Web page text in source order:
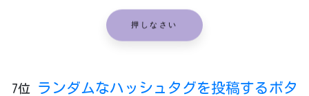
押しなさい
7位
ランダムなハッシュタグを投稿するボタ